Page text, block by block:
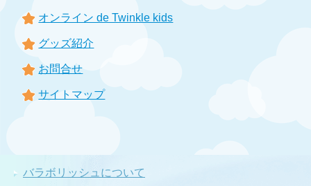
オンライン de Twinkle kids
グッズ紹介
お問合せ
サイトマップ
バラボリッシュについて